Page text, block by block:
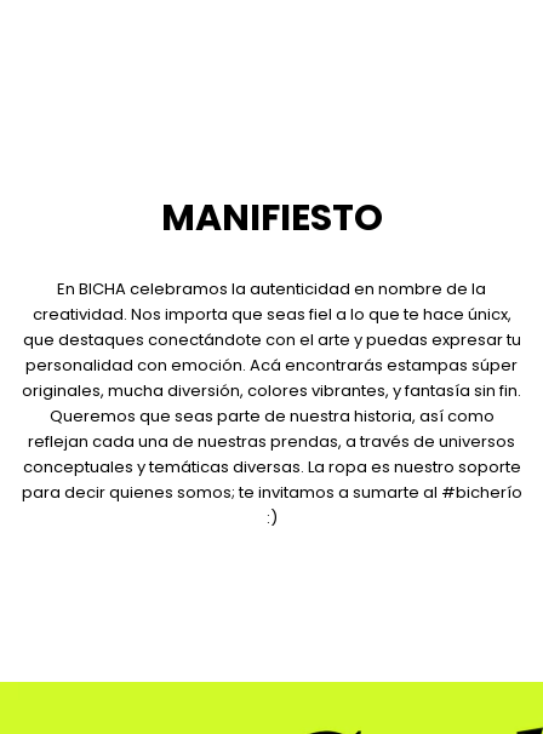
MANIFIESTO
En BICHA celebramos la autenticidad en nombre de la
creatividad. Nos importa que seas fiel a lo que te hace únicx,
que destaques conectándote con el arte y puedas expresar tu
personalidad con emoción. Acá encontrarás estampas súper
originales, mucha diversión, colores vibrantes, y fantasía sin fin.
Queremos que seas parte de nuestra historia, así como
reflejan cada una de nuestras prendas, a través de universos
conceptuales y temáticas diversas. La ropa es nuestro soporte
para decir quienes somos; te invitamos a sumarte al #bicherío
:)